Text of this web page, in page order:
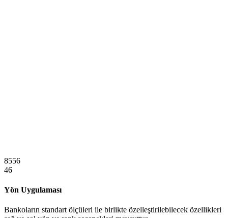
8556
46
Yön Uygulaması
Bankoların standart ölçüleri ile birlikte özelleştirilebilecek özellikleri